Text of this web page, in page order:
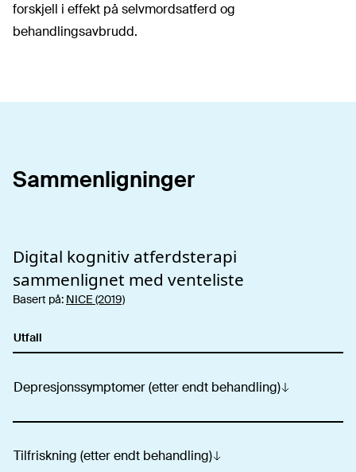
forskjell i effekt på selvmordsatferd og
behandlingsavbrudd.
Sammenligninger
Digital kognitiv atferdsterapi
sammenlignet med venteliste
Basert på: NICE (2019)
Utfall
Depresjonssymptomer (etter endt behandling)
Tilfriskning (etter endt behandling)